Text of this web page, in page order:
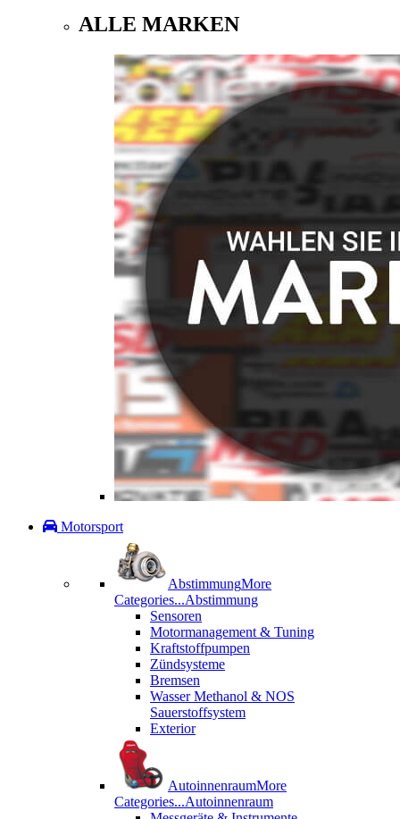
ALLE MARKEN
Motorsport
AbstimmungMore
Categories...Abstimmung
Sensoren
Motormanagement & Tuning
Kraftstoffpumpen
Zündsysteme
Bremsen
Wasser Methanol & NOS
Sauerstoffsystem
Exterior
AutoinnenraumMore
Categories...Autoinnenraum